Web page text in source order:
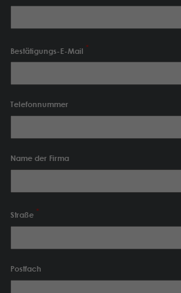
Bestätigungs-E-Mail
Telefonnummer
Name der Firma
Straße
Postfach